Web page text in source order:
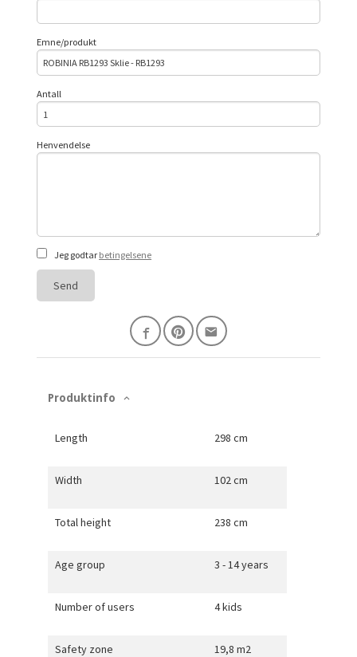
Emne/produkt
Antall
Henvendelse
Jeg godtar betingelsene
Send
Produktinfo
Length 298 cm
Width 102 cm
Total height 238 cm
Age group 3 - 14 years
Number of users 4 kids
Safety zone 19,8 m2